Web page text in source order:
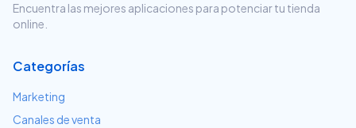
Encuentra las mejores aplicaciones para potenciar tu tienda
online.
Categorías
Marketing
Canales de venta